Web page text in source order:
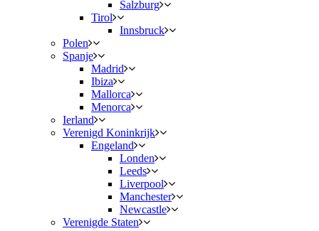
Salzburg
Tirol
Innsbruck
Polen
Spanje
Madrid
Ibiza
Mallorca
Menorca
Ierland
Verenigd Koninkrijk
Engeland
Londen
Leeds
Liverpool
Manchester
Newcastle
Verenigde Staten